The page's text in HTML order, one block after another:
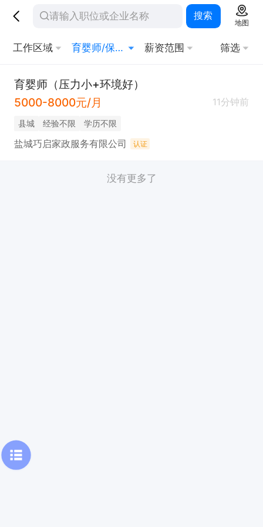
搜索
地图
工作区域 育婴师/保育员 薪资范围 筛选
育婴师（压力小+环境好）
5000-8000元/月
11分钟前
县城 经验不限 学历不限
盐城巧启家政服务有限公司 认证
没有更多了